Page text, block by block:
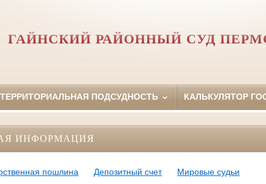
ГАЙНСКИЙ РАЙОННЫЙ СУД
ТЕРРИТОРИАЛЬНАЯ ПОДСУДНОСТЬ КАЛЬКУЛЯТОР
ИНФОРМАЦИЯ
пошлина Депозитный счет
Мировые судьи